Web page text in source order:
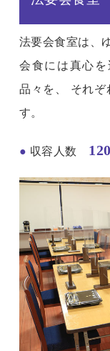
法要会食室は、
会食には真心
品々を、 それぞ
す。
● 収容人数 120